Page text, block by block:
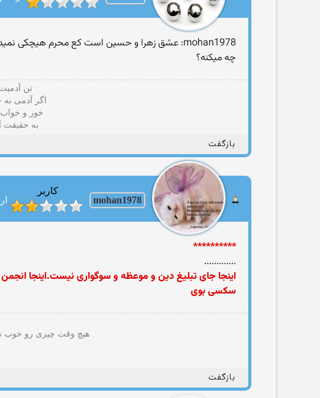
mohan1978: عشق زهرا و حسین است کع محرم هیچکی نمیدونه با ما شیعه ها چه میکنه
چه ميكنه؟
تن
اگر آدمی
خور و
به حقیقت
بازگفت
mohan1978
کاربر
**********
.............
اینجا جای تبلیغ دین و موعظه و سوگواری نیست.اینجا
سکسی بوی
هیچ وقت چیزی رو خوب
بازگفت